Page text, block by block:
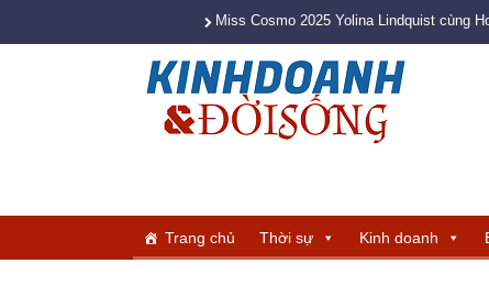
Miss Cosmo 2025 Yolina Lindquist cùng
Trang chủ Thời sự Kinh doanh